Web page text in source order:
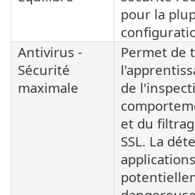
pour la
Antivirus -
Sécurité
maximale
Permet de
de
et du
SSL. La
applications